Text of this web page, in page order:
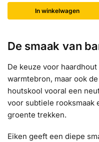
In winkelwagen
De smaak van
De keuze voor
warmtebron, maar ook
houtskool vooral een
voor subtiele rooksmaak
groente trekken.
Eiken geeft een diepe